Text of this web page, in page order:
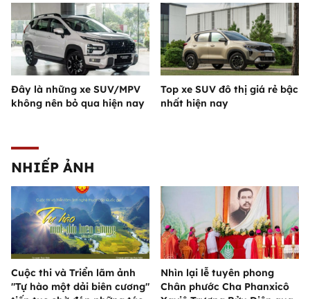
Đây là những xe SUV/MPV
không nên bỏ qua hiện nay
Top xe SUV đô thị giá rẻ bậc
nhất hiện nay
NHIẾP ẢNH
Cuộc thi và Triển lãm ảnh
"Tự hào một dải biên cương"
Nhìn lại lễ tuyên phong
Chân phước Cha Phanxicô